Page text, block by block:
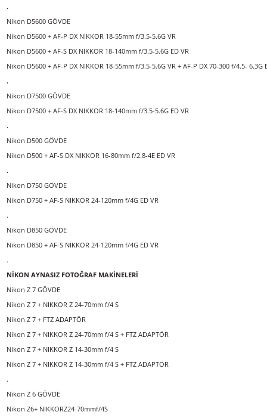
Nikon D3500 + AF-P DX NIKKOR 18-55mm f/3.5-5.6G VR + AF-P DX NIKKOR
.
Nikon D5600 GÖVDE
Nikon D5600 + AF-P DX NIKKOR 18-55mm f/3.5-5.6G VR
Nikon D5600 + AF-S DX NIKKOR 18-140mm f/3.5-5.6G ED VR
Nikon D5600 + AF-P DX NIKKOR 18-55mm f/3.5-5.6G VR + AF-P DX 70-300 f/
Nikon D7500 + AF-S DX NIKKOR 18-140mm f/3.5-5.6G ED VR
.
Nikon D500 + AF-S DX NIKKOR 16-80mm f/2.8-4E ED VR
.
Nikon D750 GÖVDE
Nikon D750 + AF-S NIKKOR 24-120mm f/4G ED VR
Nikon D850 + AF-S NIKKOR 24-120mm f/4G ED VR
.
NİKON AYNASIZ FOTOĞRAF MAKİNELERİ
Nikon Z 7 GÖVDE
Nikon Z 7 + NIKKOR Z 24-70mm f/4 S
Nikon Z 7 + FTZ ADAPTÖR